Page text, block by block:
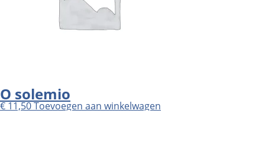
O solemio
€11,50Toevoegen aan winkelwagen